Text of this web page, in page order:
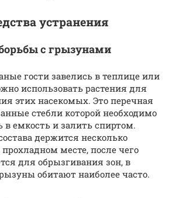
устранения
с грызунами
гости завелись в теплице или
использовать растения для
этих насекомых. Это перечная
стебли которой необходимо
в емкость и залить спиртом.
держится несколько
месте, после чего
для обрызгивания зон, в
обитают наиболее часто.